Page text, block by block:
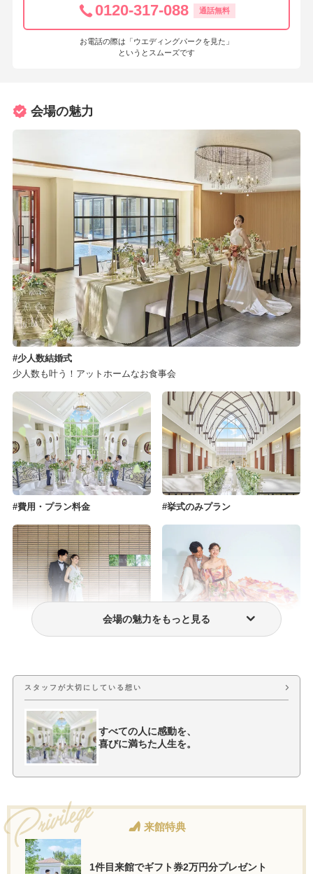
0120-317-088 通話無料
お電話の際は「ウエディングパークを見た」
というとスムーズです
会場の魅力
少人数結婚式
少人数も叶う！アットホームなお食事会
費用・プラン料金 挙式のみプラン
会場の魅力をもっと見る
スタッフが大切にしている想い
すべての人に感動を、
喜びに満ちた人生を。
来館特典
1件目来館でギフト券2万円分プレゼント